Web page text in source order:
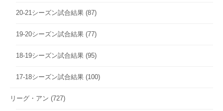
20-21シーズン試合結果 (87)
19-20シーズン試合結果 (77)
18-19シーズン試合結果 (95)
17-18シーズン試合結果 (100)
リーグ・アン (727)